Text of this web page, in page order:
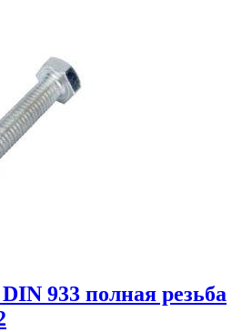
933 полная резьба